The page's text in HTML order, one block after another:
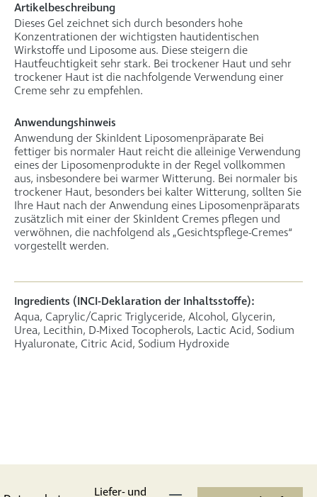
Artikelbeschreibung
Dieses Gel zeichnet sich durch besonders hohe
Konzentrationen der wichtigsten hautidentischen
Wirkstoffe und Liposome aus. Diese steigern die
Hautfeuchtigkeit sehr stark. Bei trockener Haut und sehr
trockener Haut ist die nachfolgende Verwendung einer
Creme sehr zu empfehlen.
Anwendungshinweis
Anwendung der SkinIdent Liposomenpräparate Bei
fettiger bis normaler Haut reicht die alleinige Verwendung
eines der Liposomenprodukte in der Regel vollkommen
aus, insbesondere bei warmer Witterung. Bei normaler bis
trockener Haut, besonders bei kalter Witterung, sollten Sie
Ihre Haut nach der Anwendung eines Liposomenpräparats
zusätzlich mit einer der SkinIdent Cremes pflegen und
verwöhnen, die nachfolgend als „Gesichtspflege-Cremes“
vorgestellt werden.
Ingredients (INCI-Deklaration der Inhaltsstoffe):
Aqua, Caprylic/Capric Triglyceride, Alcohol, Glycerin,
Urea, Lecithin, D-Mixed Tocopherols, Lactic Acid, Sodium
Hyaluronate, Citric Acid, Sodium Hydroxide
Liefer- und